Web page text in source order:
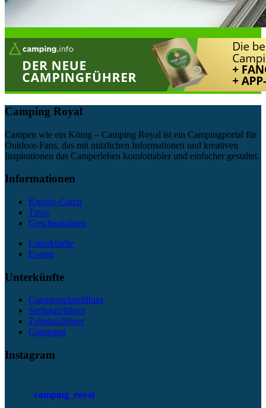
Camping Royal
Campen wie ein König – Camping Royal ist ein Campingportal für
Outdoor-Fans, das mit nützlichen Informationen und kreativen
Inspirationen das Camperleben komfortabler und einfacher gestaltet.
Informationen
Kreativ-Camp
Tipps
Geschenkideen
Unterkünfte
Events
Unterkünfte
Campingplatzführer
Stellplatzführer
Zeltplatzführer
Glamping
Instagram
camping_royal